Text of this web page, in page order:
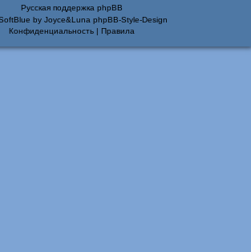
Русская поддержка phpBB
by Joyce&Luna phpBB-Style-Design
Конфиденциальность| Правила